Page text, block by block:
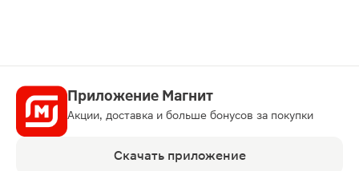
Приложение Магнит
Акции, доставка и больше бонусов за покупки
Скачать приложение